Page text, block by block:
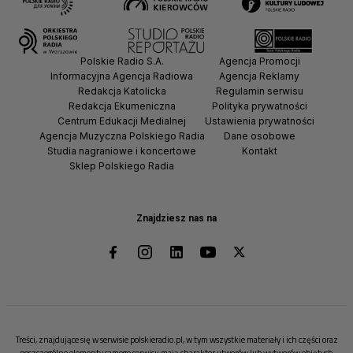
Znajdziesz nas na
Polskie Radio S.A.
Informacyjna Agencja Radiowa
Redakcja Katolicka
Redakcja Ekumeniczna
Centrum Edukacji Medialnej
Agencja Muzyczna Polskiego Radia
Studia nagraniowe i koncertowe
Sklep Polskiego Radia
Agencja Promocji
Agencja Reklamy
Regulamin serwisu
Polityka prywatności
Ustawienia prywatności
Dane osobowe
Kontakt
Treści, znajdujące się w serwisie polskieradio.pl, w tym wszystkie materiały i ich części oraz